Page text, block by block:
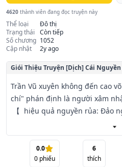
4620 thành viên đang đọc truyện này
Thể loại
Đô thị
Trạng thái
Còn tiếp
Số chương 1052
Cập nhật
2y ago
Giói Thiệu Truyện [Dịch] Cái
Trần Vũ xuyên không đến cao
chí" phán định là người xâm
【  hiệu quả nguyền rủa: Đảo
trong tu hành: Khí kình -1, -2, -1,
dục: Mập mạp +1; suy yếu +1;
nhẫn nại -1. . . 】    Trần Vũ:
không luyện!"    【  Khi lười
0.0
0phiếu
6
thích